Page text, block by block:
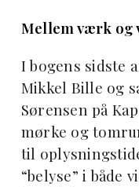
Mellem værk og
I bogens sidste
Mikkel Bille og
Sørensen på
mørke og
til
“belyse” i både